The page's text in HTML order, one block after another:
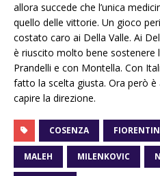
allora succede che l’unica
quello delle vittorie. Un gioco
costato caro ai Della Valle. Ai
è riuscito molto bene sostenere
Prandelli e con Montella. Con
fatto la scelta giusta. Ora però
capire la direzione.
COSENZA
MALEH MILENKOVIC